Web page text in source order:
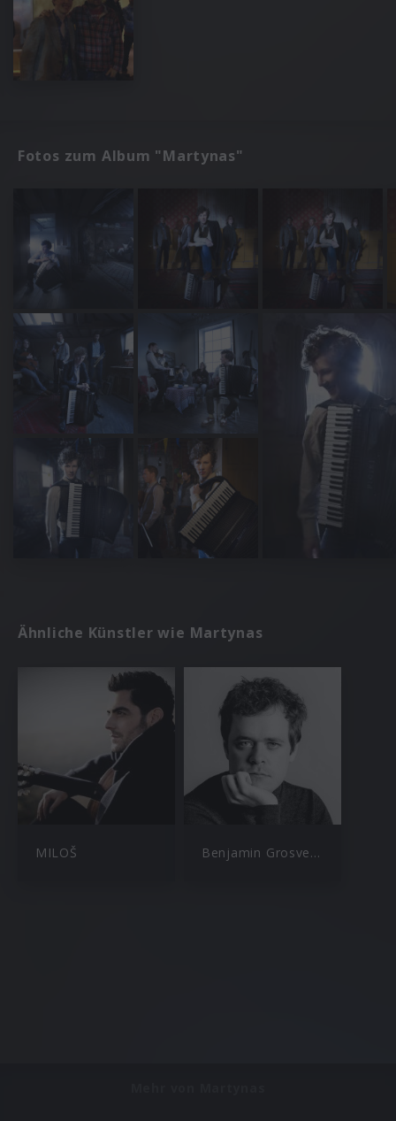
Fotos zum Album "Martynas"
Ähnliche Künstler wie Martynas
MILOŠ Benjamin Grosvenor